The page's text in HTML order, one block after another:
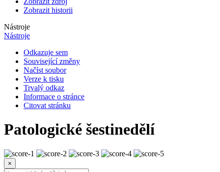
Zobrazit historii
Nástroje
Nástroje
Odkazuje sem
Související změny
Načíst soubor
Verze k tisku
Trvalý odkaz
Informace o stránce
Citovat stránku
Patologické šestinedělí
×